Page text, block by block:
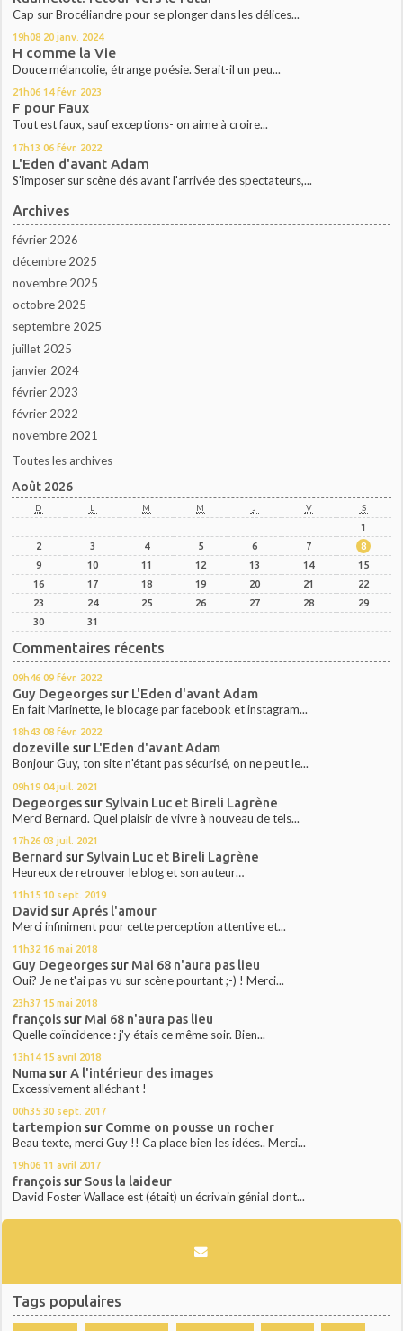
Cap sur Brocéliandre pour se plonger dans les délices...
19h08 20 janv. 2024
H comme la Vie
Douce mélancolie, étrange poésie. Serait-il un peu...
21h06 14 févr. 2023
F pour Faux
Tout est faux, sauf exceptions- on aime à croire...
17h13 06 févr. 2022
L'Eden d'avant Adam
S'imposer sur scène dés avant l'arrivée des spectateurs,...
Archives
février 2026
décembre 2025
novembre 2025
octobre 2025
septembre 2025
juillet 2025
janvier 2024
février 2023
février 2022
novembre 2021
Toutes les archives
Août 2026
D L M M J V S
1
2
3 4 5 6 7
8
9
10 11 12 13 14
15
16
17 18 19 20 21
22
23
24 25 26 27 28
29
30
31
Commentaires récents
09h46 09 févr. 2022
Guy Degeorgessur L'Eden d'avant Adam
En fait Marinette, le blocage par facebook et instagram...
18h43 08 févr. 2022
dozeville sur L'Eden d'avant Adam
Bonjour Guy, ton site n'étant pas sécurisé, on ne peut le...
09h19 04 juil. 2021
Degeorgessur Sylvain Luc et Bireli Lagrène
Merci Bernard. Quel plaisir de vivre à nouveau de tels...
17h26 03 juil. 2021
Bernard sur Sylvain Luc et Bireli Lagrène
Heureux de retrouver le blog et son auteur…
11h15 10 sept. 2019
David surAprés l'amour
Merci infiniment pour cette perception attentive et...
11h32 16 mai 2018
Guy Degeorgessur Mai 68 n'aura pas lieu
Oui? Je ne t'ai pas vu sur scène pourtant ;-) ! Merci...
23h37 15 mai 2018
françoissur Mai 68 n'aura pas lieu
Quelle coïncidence : j'y étais ce même soir. Bien...
13h14 15 avril 2018
Numa surA l'intérieur des images
Excessivement alléchant !
00h35 30 sept. 2017
tartempion sur Comme on pousse un rocher
Beau texte, merci Guy !! Ca place bien les idées.. Merci...
19h06 11 avril 2017
françoissur Sous la laideur
David Foster Wallace est (était) un écrivain génial dont...
Tags populaires